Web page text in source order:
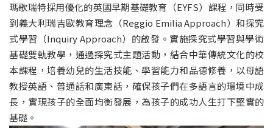
瑪歌瑞特採用優化的英國早期基礎教育（EYFS）課程，同時受
到義大利瑞吉歐教育理念（Reggio Emilia Approach）和探究
式學習（Inquiry Approach）的啟發。實施探究式學習與學術
基礎雙軌教學，通過探究式主題活動，結合中華傳統文化的校
本課程，培養幼兒的生活技能、學習能力和品德修養，以母語
教授英語、普通話和廣東話，確保孩子們在多語言的環境中成
長，實現孩子的全面均衡發展，為孩子的成功人生打下堅實的
基礎。